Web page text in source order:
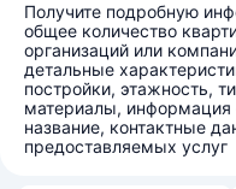
Получите подробную
общее количество
организаций или
детальные
постройки, этажность,
материалы,
название, контактные
предоставляемых услуг